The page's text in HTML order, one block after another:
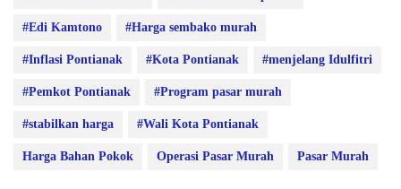
#Edi Kamtono #Harga sembako murah
#Inflasi Pontianak #Kota Pontianak #menjelang Idulfitri
#Pemkot Pontianak #Program pasar murah
#stabilkan harga #Wali Kota Pontianak
Harga Bahan Pokok Operasi Pasar Murah Pasar Murah